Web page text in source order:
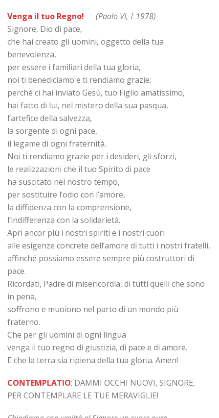
Venga il tuo Regno!
(Paolo VI, † 1978)
Signore, Dio di pace,
che hai creato gli uomini, oggetto della tua
benevolenza,
per essere i familiari della tua gloria,
noi ti benediciamo e ti rendiamo grazie:
perché ci hai inviato Gesù, tuo Figlio amatissimo,
hai fatto di lui, nel mistero della sua pasqua,
l’artefice della salvezza,
la sorgente di ogni pace,
il legame di ogni fraternità.
Noi ti rendiamo grazie per i desideri, gli sforzi,
le realizzazioni che il tuo Spirito di pace
ha suscitato nel nostro tempo,
per sostituire l’odio con l’amore,
la diffidenza con la comprensione,
l’indifferenza con la solidarietà.
Apri ancor più i nostri spiriti e i nostri cuori
alle esigenze concrete dell’amore di tutti i nostri fratelli,
affinché possiamo essere sempre più costruttori di
pace.
Ricordati, Padre di misericordia, di tutti quelli che sono
in pena,
soffrono e muoiono nel parto di un mondo più
fraterno.
Che per gli uomini di ogni lingua
venga il tuo regno di giustizia, di pace e di amore.
E che la terra sia ripiena della tua gloria. Amen!
CONTEMPLATIO: DAMMI OCCHI NUOVI, SIGNORE,
PER CONTEMPLARE LE TUE MERAVIGLIE!